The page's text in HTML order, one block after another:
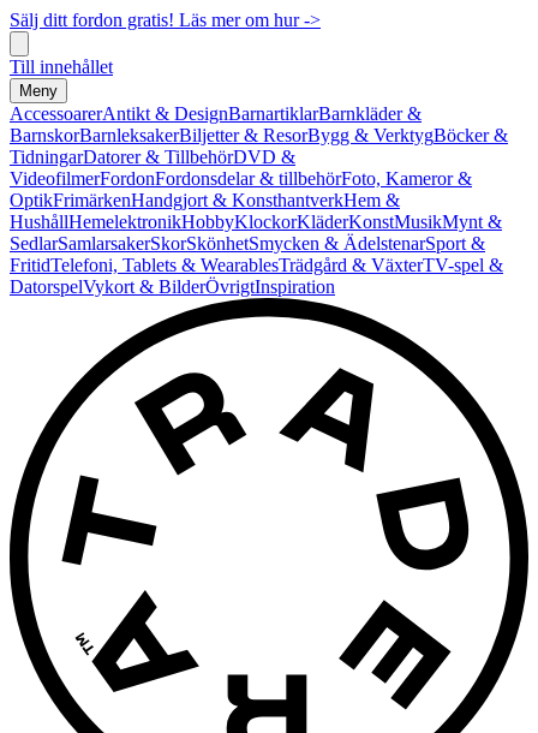
Sälj ditt fordon gratis! Läs mer om hur ->
Till innehållet
Meny
AccessoarerAntikt & DesignBarnartiklarBarnkläder &
BarnskorBarnleksakerBiljetter & ResorBygg & VerktygBöcker &
TidningarDatorer & TillbehörDVD &
VideofilmerFordonFordonsdelar & tillbehörFoto, Kameror &
OptikFrimärkenHandgjort & KonsthantverkHem &
HushållHemelektronikHobbyKlockorKläderKonstMusikMynt &
SedlarSamlarsakerSkorSkönhetSmycken & ÄdelstenarSport &
FritidTelefoni, Tablets & WearablesTrädgård & VäxterTV-spel &
DatorspelVykort & BilderÖvrigtInspiration